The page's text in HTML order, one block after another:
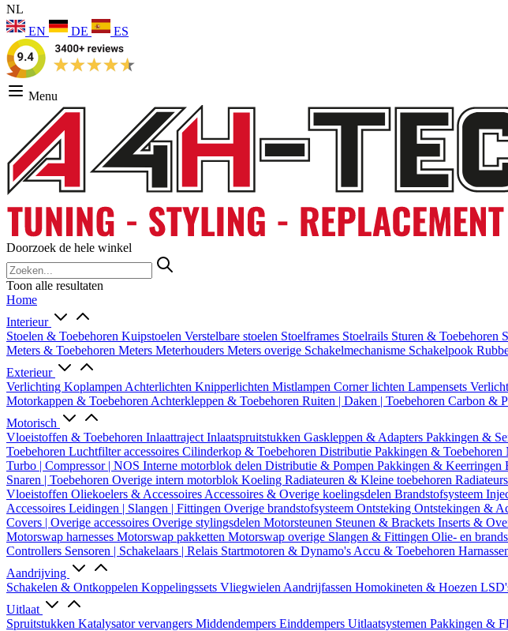
NL
EN
DE ES
Menu
Doorzoek de hele winkel
Toon alle resultaten
Home
Interieur
Stoelen & Toebehoren Kuipstoelen Verstelbare stoelen Stoelframes Stoelrails Sturen & Toebehoren
Meters & Toebehoren Meters Meterhouders Meters overige Schakelmechanisme Schakelpook
Exterieur
Verlichting Koplampen Achterlichten Knipperlichten Mistlampen Corner lichten Lampensets
Motorkappen & Toebehoren Achterkleppen & Toebehoren Ruiten | Daken | Toebehoren Carbon &
Motorisch
Vloeistoffen & Toebehoren Inlaattraject Inlaatspruitstukken Gaskleppen & Adapters Pakkingen &
Toebehoren Luchtfilter accessoires Cilinderkop & Toebehoren Distributie Pakkingen & Toebehoren
Turbo | Compressor | NOS Interne motorblok delen Distributie & Pompen Pakkingen & Keerringen
Snaren | Toebehoren Overige intern motorblok Koeling Radiateuren & Kleine toebehoren
Vloeistoffen Oliekoelers & Accessoires Accessoires & Overige koelingsdelen Brandstofsysteem
Accessoires Leidingen | Slangen | Fittingen Overige brandstofsysteem Ontsteking Ontstekingen &
Covers | Overige accessoires Overige stylingsdelen Motorsteunen Steunen & Brackets Inserts &
Motorswap harnesses Motorswap pakketten Motorswap overige Slangen & Fittingen Olie- en
Controllers Sensoren | Schakelaars | Relais Startmotoren & Dynamo's Accu & Toebehoren
Aandrijving
Schakelen & Ontkoppelen Koppelingssets Vliegwielen Aandrijfassen Homokineten & Hoezen
Uitlaat
Spruitstukken Katalysator vervangers Middendempers Einddempers Uitlaatsystemen Pakkingen &